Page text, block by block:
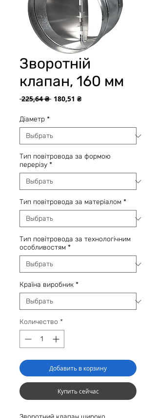
Зворотній
клапан, 160 мм
225,64 ₴ Обычная
180,51 ₴Спеццена
Діаметр *
Тип повітровода за формою
перерізу *
Тип повітровода за матеріалом *
Тип повітровода за технологічним
особливостям *
Країна виробник *
Количество *
Добавить в корзину
Купить сейчас